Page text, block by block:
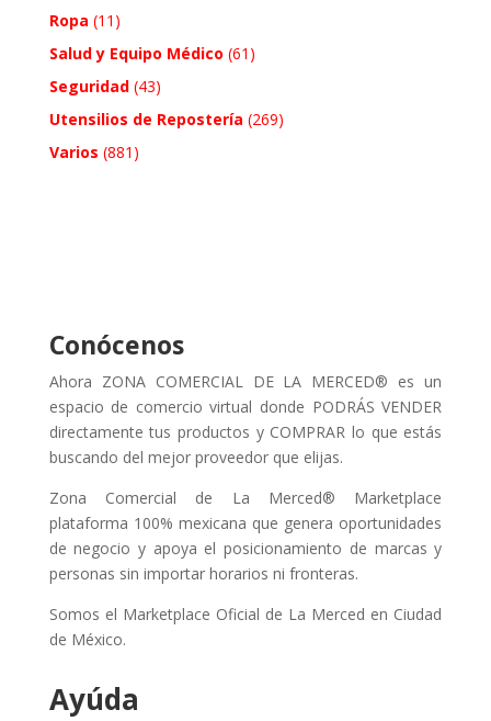
Ropa (11)
Salud y Equipo Médico (61)
Seguridad (43)
Utensilios de Repostería (269)
Varios (881)
Conócenos
Ahora ZONA COMERCIAL DE LA MERCED® es un
espacio de comercio virtual donde PODRÁS VENDER
directamente tus productos y COMPRAR lo que estás
buscando del mejor proveedor que elijas.
Zona Comercial de La Merced® Marketplace
plataforma 100% mexicana que genera oportunidades
de negocio y apoya el posicionamiento de marcas y
personas sin importar horarios ni fronteras.
Somos el Marketplace Oficial de La Merced en Ciudad
de México.
Ayúda